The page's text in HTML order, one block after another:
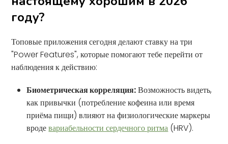
году?
Топовые приложения сегодня делают ставку на три
"Power Features", которые помогают тебе перейти от
наблюдения к действию:
Биометрическая корреляция:Возможность видеть,
как привычки (потребление кофеина или время
приёма пищи) влияют на физиологические маркеры
вродевариабельности сердечного ритма (HRV).